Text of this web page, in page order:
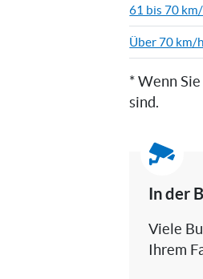
61 bis 70
Über 70 km/h
* Wenn
sind.
In der
Viele
Ihrem